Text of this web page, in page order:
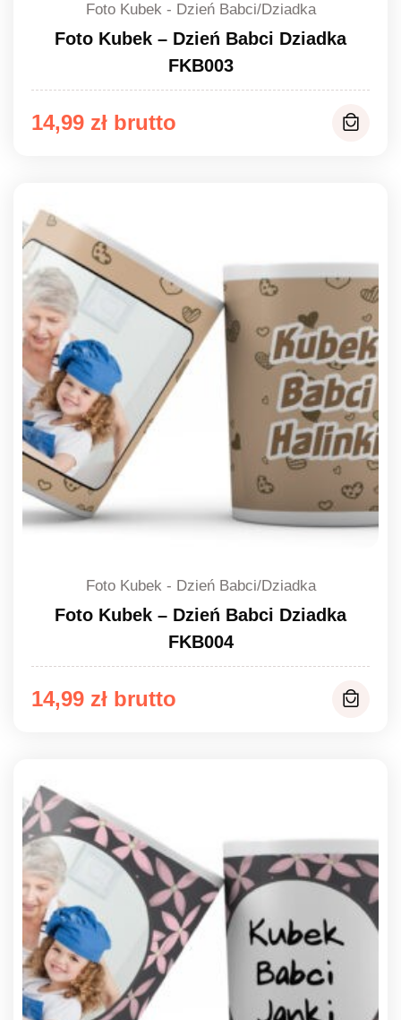
Foto Kubek - Dzień Babci/Dziadka
Foto Kubek – Dzień Babci Dziadka
FKB003
14,99 zł
Foto Kubek - Dzień Babci/Dziadka
Foto Kubek – Dzień Babci Dziadka
FKB004
14,99 zł